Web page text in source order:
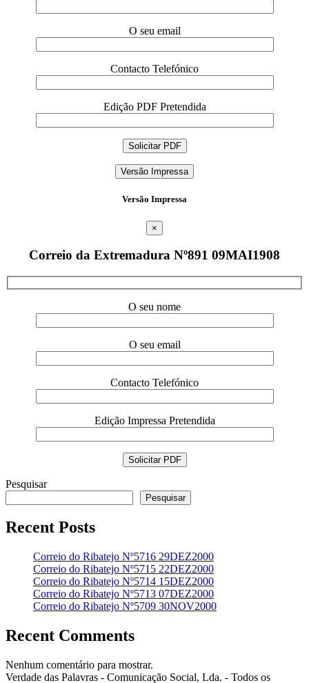
O seu email
Contacto Telefónico
Edição PDF Pretendida
Versão Impressa
Versão Impressa
×
Correio da Extremadura Nº891 09MAI1908
O seu nome
O seu email
Contacto Telefónico
Edição Impressa Pretendida
Pesquisar
Pesquisar
Recent Posts
Correio do Ribatejo Nº5716 29DEZ2000
Correio do Ribatejo Nº5715 22DEZ2000
Correio do Ribatejo Nº5714 15DEZ2000
Correio do Ribatejo Nº5713 07DEZ2000
Correio do Ribatejo Nº5709 30NOV2000
Recent Comments
Nenhum comentário para mostrar.
Verdade das Palavras - Comunicação Social, Lda. - Todos os